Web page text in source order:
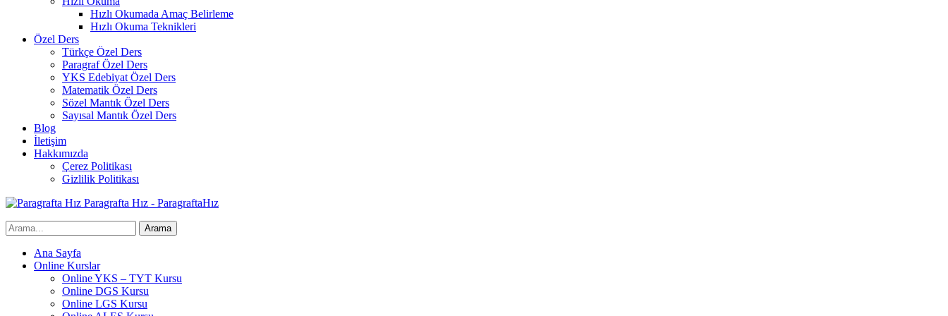
Hızlı Okumada Amaç Belirleme
Hızlı Okuma Teknikleri
Özel Ders
Türkçe Özel Ders
Paragraf Özel Ders
YKS Edebiyat Özel Ders
Matematik Özel Ders
Sözel Mantık Özel Ders
Sayısal Mantık Özel Ders
Blog
İletişim
Hakkımızda
Çerez Politikası
Gizlilik Politikası
Paragrafta Hız - ParagraftaHız
Ana Sayfa
Online Kurslar
Online YKS – TYT Kursu
Online DGS Kursu
Online LGS Kursu